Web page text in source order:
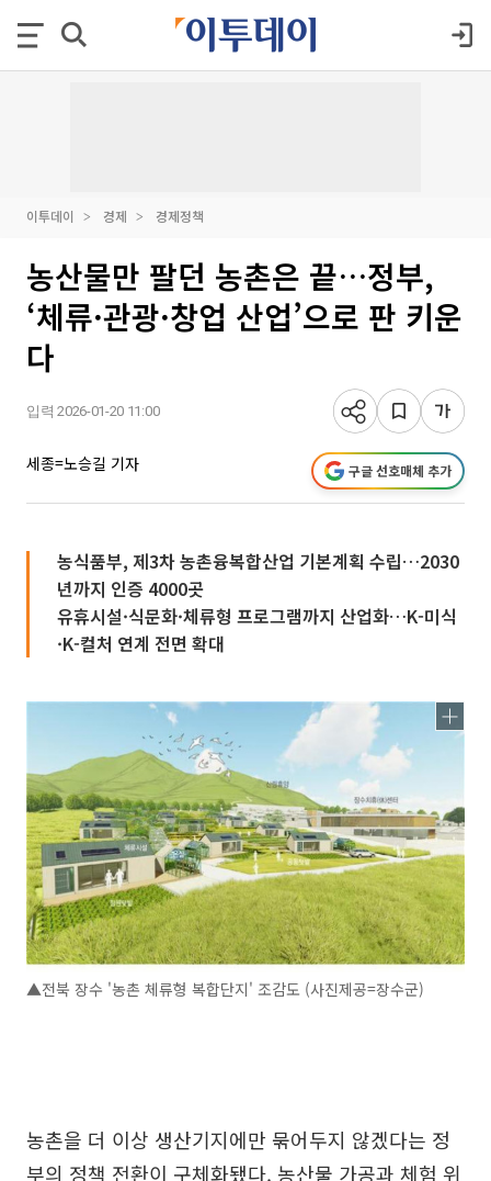
이투데이 경제 경제정책
농산물만 팔던 농촌은 끝…정부,
‘체류·관광·창업 산업’으로 판 키운
다
입력 2026-01-20 11:00
세종=노승길 기자 구글 선호매체 추가
농식품부, 제3차 농촌융복합산업 기본계획 수립…2030
년까지 인증 4000곳
유휴시설·식문화·체류형 프로그램까지 산업화…K-미식
·K-컬처 연계 전면 확대
▲전북 장수 '농촌 체류형 복합단지' 조감도 (사진제공=장수군)
농촌을 더 이상 생산기지에만 묶어두지 않겠다는 정
부의 정책 전환이 구체화됐다. 농산물 가공과 체험 위